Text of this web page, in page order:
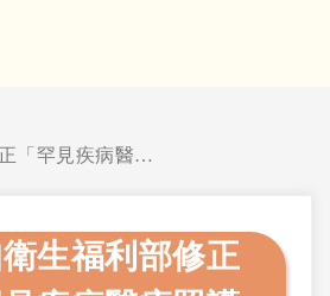
似罕見疾病之檢驗費用之「罕見疾病國內確診檢驗項目及費用」
生福利部修正